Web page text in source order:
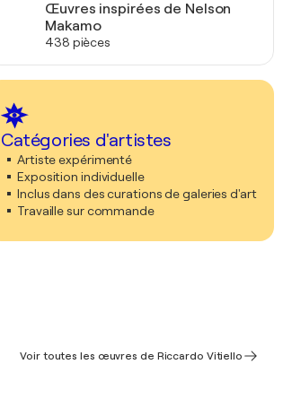
Œuvres inspirées de Nelson
Makamo
438 pièces
Catégories d'artistes
Artiste expérimenté
Exposition individuelle
Inclus dans des curations de galeries d'art
Travaille sur commande
Voir toutes les œuvres de Riccardo Vitiello